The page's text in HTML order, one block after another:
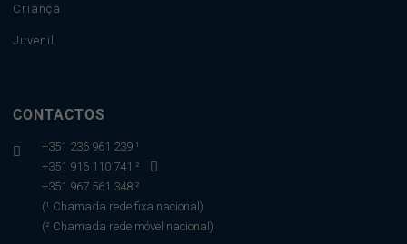
Criança
Juvenil
CONTACTOS


+351 236 961 239 ¹
+351 916 110 741 ²
+351 967 561 348 ²
(¹ Chamada rede fixa nacional)
(² Chamada rede móvel nacional)